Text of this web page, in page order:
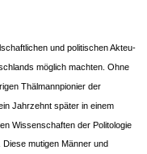
und politischen Akteu-
möglich machten. Ohne
Thälmannpionier der
Jahrzehnt später in einem
Wissenschaften der Politologie
mutigen Männer und